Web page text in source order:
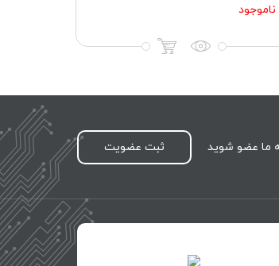
ناموجود
ما عضو شوید ثبت عضویت